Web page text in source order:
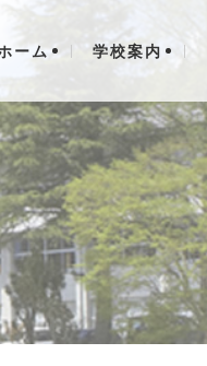
ーム 学校案内